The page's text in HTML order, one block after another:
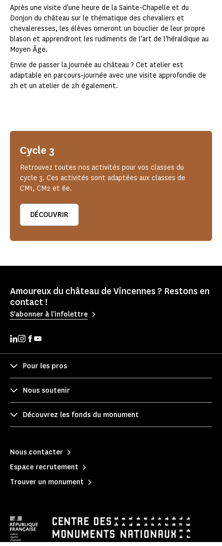
Après une visite d'une heure de la Sainte-Chapelle et du
Donjon du château sur le thématique des chevaliers et
chevaleresses, les élèves orneront un bouclier de leur propre
blason et apprendront les rudiments de l'art de l'héraldique au
Moyen Âge.
Envie de passer la journée au château ? Cet atelier est
adaptable en parcours-journée avec une visite approfondie de
2h et un atelier de 2h également.
Cycle 3
Retrouvez toutes nos activités pour vos classes du
cycle 3. Ces activités sont adaptées aux classes de
CM1, CM2 et 6e.
DÉCOUVRIR
Amoureux du château de Vincennes ? Restons en
contact !
S'abonner à l'infolettre
Pour les pros
Nous soutenir
Découvrez les fonds du monument
Nous contacter
Espace recrutement
Trouver un monument